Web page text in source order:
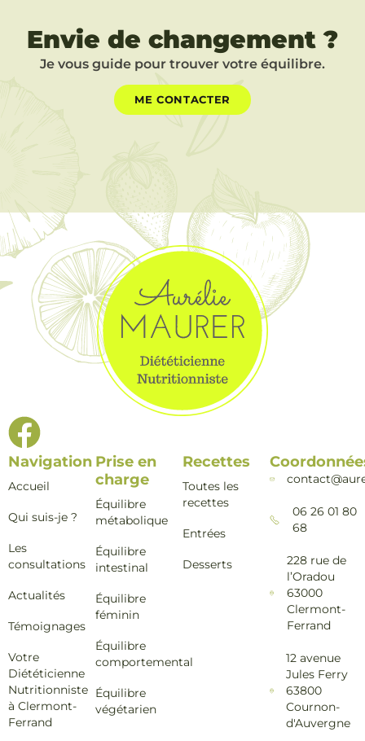
Envie de changement ?
Je vous guide pour trouver votre équilibre.
ME CONTACTER
Navigation
Accueil
Qui suis-je ?
Les
consultations
Actualités
Témoignages
Votre
Diététicienne
Nutritionniste
à Clermont-
Ferrand
Prise en
charge
Équilibre
métabolique
Équilibre
intestinal
Équilibre
féminin
Équilibre
comportemental
Équilibre
végétarien
Recettes
Toutes les
recettes
Entrées
Desserts
06 26 01 80
68
228 rue de
l’Oradou
63000
Clermont-
Ferrand
12 avenue
Jules Ferry
63800
Cournon-
d'Auvergne